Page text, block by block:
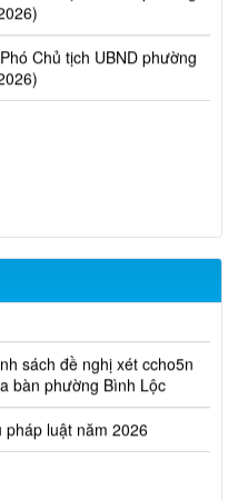
Chủ tịch UBND phường
kiện dư thi vòng 2 kỳ tuyển
hợp phường Bình Lộc
sách đề nghị xét ccho5n
bàn phường Bình Lộc
luật năm 2026